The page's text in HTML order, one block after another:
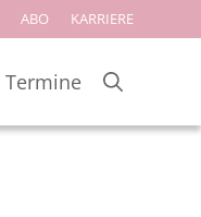
ABO KARRIERE
Termine